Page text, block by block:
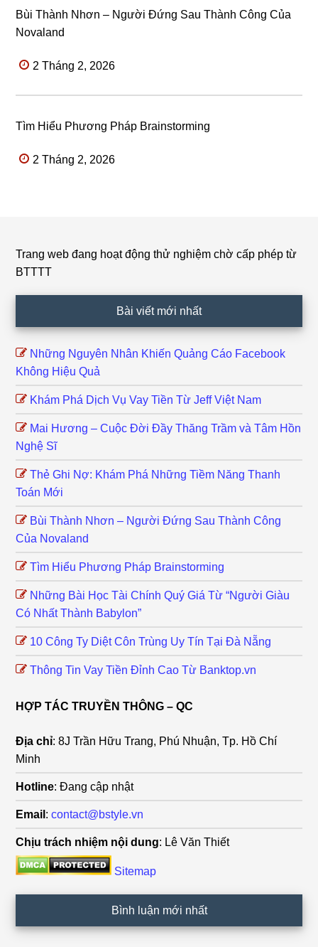
Bùi Thành Nhơn – Người Đứng Sau Thành Công Của
Novaland
2 Tháng 2, 2026
Tìm Hiểu Phương Pháp Brainstorming
2 Tháng 2, 2026
Footer
Trang web đang hoạt động thử nghiệm chờ cấp phép từ
BTTTT
Bài viết mới nhất
Những Nguyên Nhân Khiến Quảng Cáo Facebook
Không Hiệu Quả
Khám Phá Dịch Vụ Vay Tiền Từ Jeff Việt Nam
Mai Hương – Cuộc Đời Đầy Thăng Trầm và Tâm Hồn
Nghệ Sĩ
Thẻ Ghi Nợ: Khám Phá Những Tiềm Năng Thanh
Toán Mới
Bùi Thành Nhơn – Người Đứng Sau Thành Công
Của Novaland
Tìm Hiểu Phương Pháp Brainstorming
Những Bài Học Tài Chính Quý Giá Từ “Người Giàu
Có Nhất Thành Babylon”
10 Công Ty Diệt Côn Trùng Uy Tín Tại Đà Nẵng
Thông Tin Vay Tiền Đỉnh Cao Từ Banktop.vn
HỢP TÁC TRUYỀN THÔNG – QC
Địa chỉ: 8J Trần Hữu Trang, Phú Nhuận, Tp. Hồ Chí
Minh
Hotline: Đang cập nhật
Email :contact@bstyle.vn
Chịu trách nhiệm nội dung: Lê Văn Thiết
Sitemap
Bình luận mới nhất